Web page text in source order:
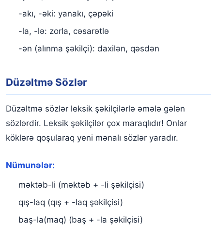
-akı, -əki: yanakı, çəpəki
-la, -lə: zorla, cəsarətlə
-ən (alınma şəkilçi): daxilən, qəsdən
Düzəltmə Sözlər
Düzəltmə sözlər leksik şəkilçilərlə əmələ gələn
sözlərdir. Leksik şəkilçilər çox maraqlıdır! Onlar
köklərə qoşularaq yeni mənalı sözlər yaradır.
Nümunələr:
məktəb-li (məktəb + -li şəkilçisi)
qış-laq (qış + -laq şəkilçisi)
baş-la(maq) (baş + -la şəkilçisi)